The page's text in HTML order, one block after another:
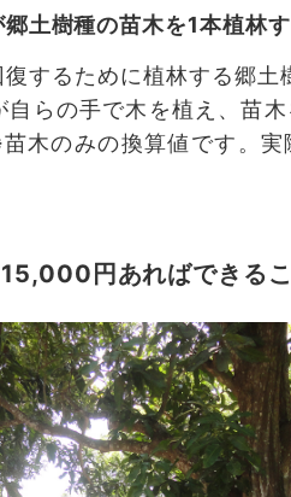
土樹種の苗木を1本植林
するために植林する郷土
らの手で木を植え、苗
木のみの換算値です。
15,000円あればできる